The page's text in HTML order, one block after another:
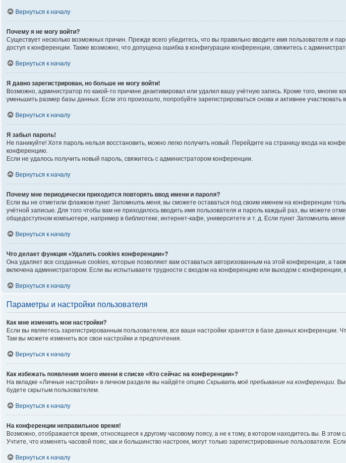
Вернуться к началу
Почему я не могу войти?
Существует несколько возможных причин. Прежде всего убедитесь, что вы правильно вводите имя пользователя и
доступ к конференции. Также возможно, что допущена ошибка в конфигурации конференции, свяжитесь с
Вернуться к началу
Я давно зарегистрирован, но больше не могу войти!
Возможно, администратор по какой-то причине деактивировал или удалил вашу учётную запись. Кроме того,
уменьшить размер базы данных. Если это произошло, попробуйте зарегистрироваться снова и активнее участвовать в
Вернуться к началу
Я забыл пароль!
Не паникуйте! Хотя пароль нельзя восстановить, можно легко получить новый. Перейдите на страницу входа на
конференцию.
Если не удалось получить новый пароль, свяжитесь с администратором конференции.
Вернуться к началу
Почему мне периодически приходится повторять ввод имени и пароля?
Если вы не отметили флажком пункт Запомнить меня, вы сможете оставаться под своим именем на конференции
учётной записью. Для того чтобы вам не приходилось вводить имя пользователя и пароль каждый раз, вы можете
общедоступном компьютере, например в библиотеке, интернет-кафе, университете и т. д. Если пункт Запомнить меня
Вернуться к началу
Что делает функция «Удалить cookies конференции»?
Она удаляет все созданные cookies, которые позволяют вам оставаться авторизованным на этой конференции, а
включена администратором. Если вы испытываете трудности с входом на конференцию или выходом с
Вернуться к началу
Параметры и настройки пользователя
Как мне изменить мои настройки?
Если вы являетесь зарегистрированным пользователем, все ваши настройки хранятся в базе данных
Там вы можете изменить все свои настройки и предпочтения.
Вернуться к началу
Как избежать появления моего имени в списке «Кто сейчас на конференции»?
На вкладке «Личные настройки» в личном разделе вы найдёте опцию Скрывать моё пребывание на конференции.
будете скрытым пользователем.
Вернуться к началу
На конференции неправильное время!
Возможно, отображается время, относящееся к другому часовому поясу, а не к тому, в котором находитесь вы. В
Учтите, что изменять часовой пояс, как и большинство настроек, могут только зарегистрированные пользователи.
Вернуться к началу